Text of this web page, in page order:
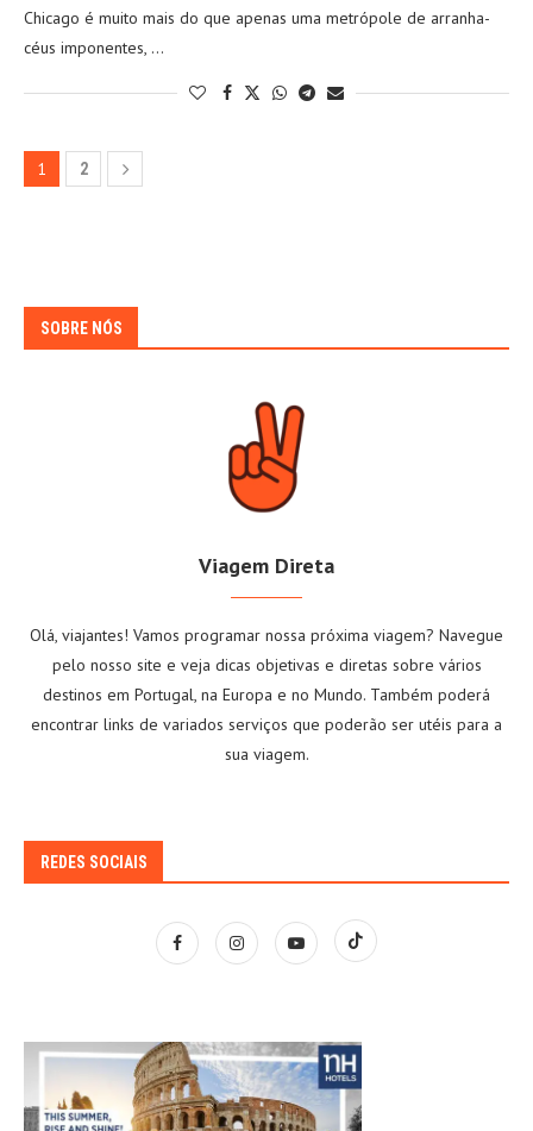
Chicago é muito mais do que apenas uma metrópole de arranha-
céus imponentes, …
1 2
SOBRE NÓS
Viagem Direta
Olá, viajantes! Vamos programar nossa próxima viagem? Navegue
pelo nosso site e veja dicas objetivas e diretas sobre vários
destinos em Portugal, na Europa e no Mundo. Também poderá
encontrar links de variados serviços que poderão ser utéis para a
sua viagem.
REDES SOCIAIS